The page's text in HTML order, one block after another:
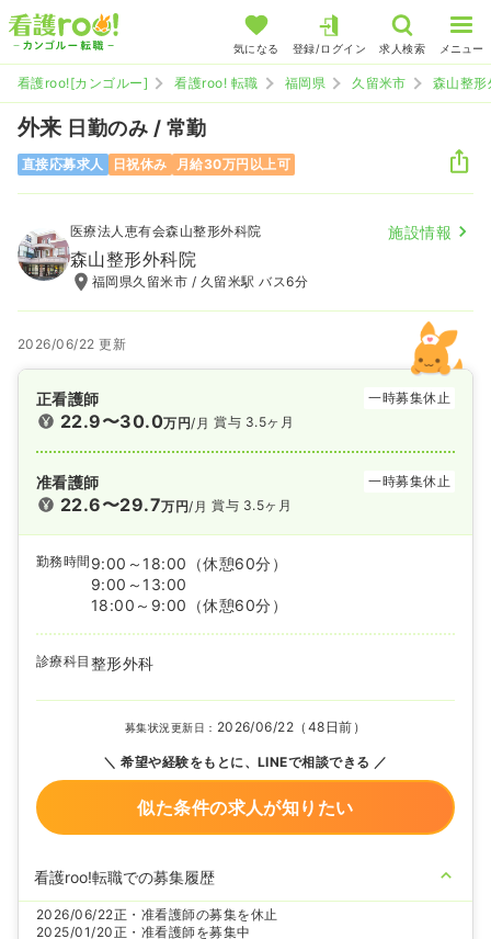
気になる 登録/ログイン 求人検索 メニュー
看護roo![カンゴルー] 看護roo! 転職 福岡県 久留米市 森山整形
外来 日勤のみ / 常勤
直接応募求人 日祝休み 月給30万円以上可
医療法人恵有会森山整形外科院 施設情報
森山整形外科院
福岡県久留米市 / 久留米駅 バス6分
2026/06/22 更新
正看護師 一時募集休止
22.9〜30.0万円/月 賞与 3.5ヶ月
准看護師 一時募集休止
22.6〜29.7万円/月 賞与 3.5ヶ月
勤務時間 9:00～18:00
（休憩60分）
9:00～13:00
18:00～9:00
（休憩60分）
診療科目 整形外科
募集状況更新日： 2026/06/22（48日前）
希望や経験をもとに、LINEで相談できる
似た条件の求人が知りたい
看護roo!転職での募集履歴
2026/06/22正・准看護師の募集を休止
2025/01/20正・准看護師を募集中